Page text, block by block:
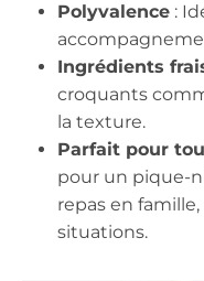
Polyvalence :
Ingrédients
croquants
la texture.
Parfait pour
pour un pique-
repas en
situations.